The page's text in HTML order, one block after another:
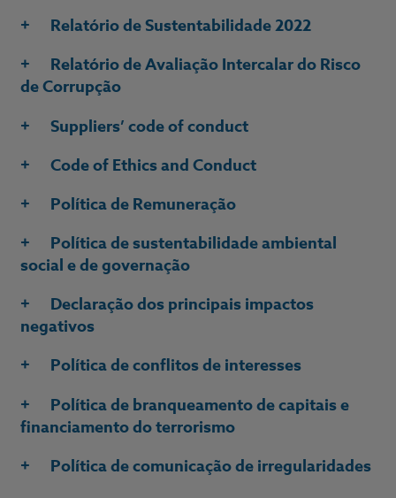
Relatório de Sustentabilidade 2022
Relatório de Avaliação Intercalar do Risco
de Corrupção
Suppliers’ code of conduct
Code of Ethics and Conduct
Política de Remuneração
Política de sustentabilidade ambiental
social e de governação
Declaração dos principais impactos
negativos
Política de conflitos de interesses
Política de branqueamento de capitais e
financiamento do terrorismo
Política de comunicação de irregularidades